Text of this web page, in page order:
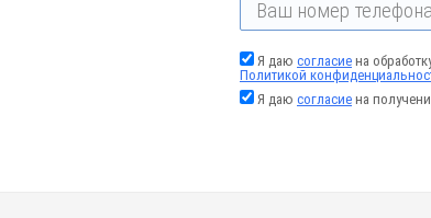
Я даю согласие на
Политикой
Я даю согласие на